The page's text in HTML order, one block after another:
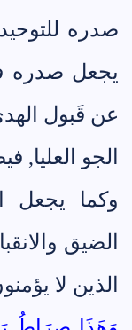
صدره
يجعل صدره
عن قَبول
الجو
وكما يجعل
الضيق
الذين لا